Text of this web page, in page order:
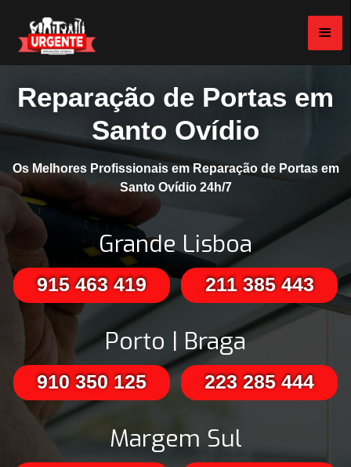
Reparação de Portas em
Santo Ovídio
Os Melhores Profissionais em Reparação de Portas em
Santo Ovídio 24h/7
Grande Lisboa
915 463 419 211 385 443
Porto | Braga
910 350 125 223 285 444
Margem Sul